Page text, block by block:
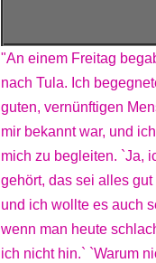
"An einem Freitag
nach Tula. Ich
guten, vernünftigen
mir bekannt war, und
mich zu begleiten. `Ja,
gehört, das sei alles
und ich wollte es auch
wenn man heute
ich nicht hin.` `Warum